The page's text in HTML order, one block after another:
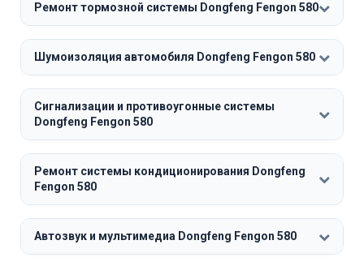
Ремонт тормозной системы Dongfeng Fengon 580
Шумоизоляция автомобиля Dongfeng Fengon 580
Сигнализации и противоугонные системы
Dongfeng Fengon 580
Ремонт системы кондиционирования Dongfeng
Fengon 580
Автозвук и мультимедиа Dongfeng Fengon 580